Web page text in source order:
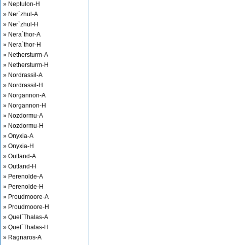
» Neptulon-H
» Ner`zhul-A
» Ner`zhul-H
» Nera`thor-A
» Nera`thor-H
» Nethersturm-A
» Nethersturm-H
» Nordrassil-A
» Nordrassil-H
» Norgannon-A
» Norgannon-H
» Nozdormu-A
» Nozdormu-H
» Onyxia-A
» Onyxia-H
» Outland-A
» Outland-H
» Perenolde-A
» Perenolde-H
» Proudmoore-A
» Proudmoore-H
» Quel`Thalas-A
» Quel`Thalas-H
» Ragnaros-A